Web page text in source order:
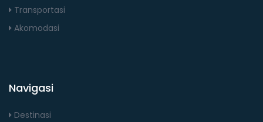
Transportasi
Akomodasi
Navigasi
Destinasi